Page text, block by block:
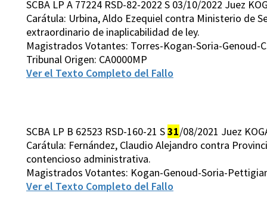
SCBA LP A 77224 RSD-82-2022 S 03/10/2022 Juez
Carátula: Urbina, Aldo Ezequiel contra Ministerio de
extraordinario de inaplicabilidad de ley.
Magistrados Votantes: Torres-Kogan-Soria-Genoud-
Tribunal Origen: CA0000MP
Ver el Texto Completo del Fallo
SCBA LP B 62523 RSD-160-21 S31/08/2021 Juez
Carátula: Fernández, Claudio Alejandro contra
contencioso administrativa.
Magistrados Votantes: Kogan-Genoud-Soria-
Ver el Texto Completo del Fallo